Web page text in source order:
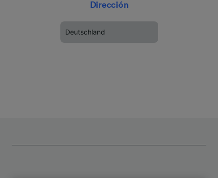
Dirección
Deutschland